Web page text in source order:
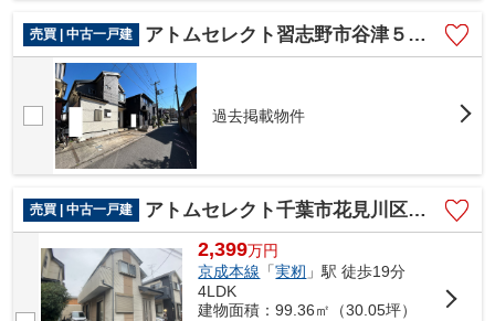
売買 | 中古一戸建 アトムセレクト習志野市谷津５丁目 中古戸建
過去掲載物件
売買 | 中古一戸建 アトムセレクト千葉市花見川区作新台７丁目 中古戸建
2,399万円
京成本線 「実籾 」駅 徒歩19分
4LDK
建物面積：99.36㎡（30.05坪）